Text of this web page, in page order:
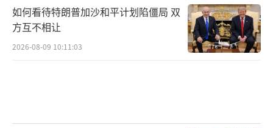
如何看待特朗普加沙和平计划陷僵局 双
方互不相让
2026-08-09 10:11:03